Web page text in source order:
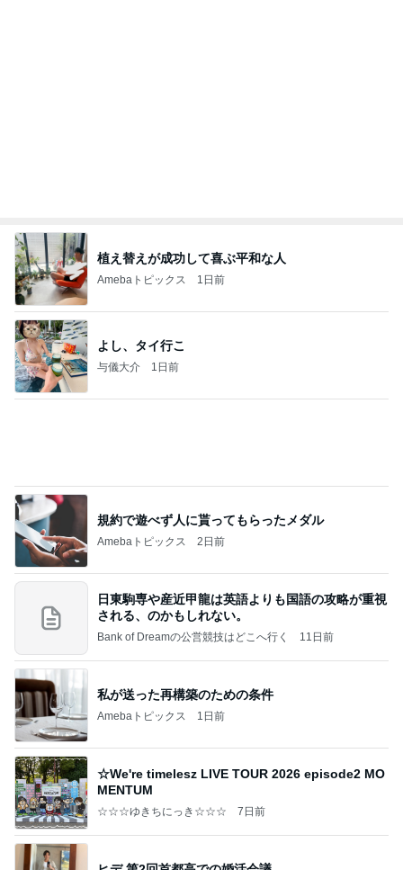
植え替えが成功して喜ぶ平和な人
Amebaトピックス 1日前
よし、タイ行こ
与儀大介 1日前
規約で遊べず人に貰ってもらったメダル
Amebaトピックス 2日前
日東駒専や産近甲龍は英語よりも国語の攻略が重視
される、のかもしれない。
Bank of Dreamの公営競技はどこへ行く 11日前
私が送った再構築のための条件
Amebaトピックス 1日前
☆We're timelesz LIVE TOUR 2026 episode2 MO
MENTUM
☆☆☆ゆきちにっき☆☆☆ 7日前